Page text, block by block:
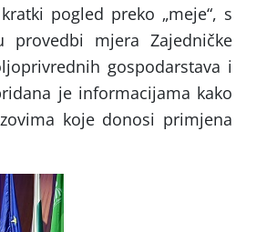
pogled preko „meje“, s
provedbi mjera Zajedničke
gospodarstava i
je informacijama kako
koje donosi primjena